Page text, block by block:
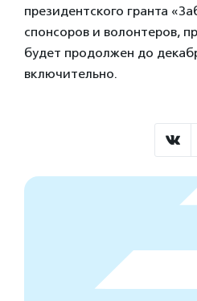
президентского гранта
спонсоров и волонтеров,
будет продолжен до
включительно.